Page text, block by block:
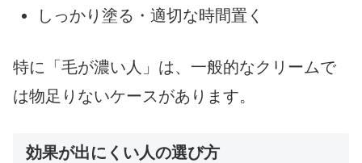
しっかり塗る・適切な時間置く
特に「毛が濃い人」は、一般的なクリームで
は物足りないケースがあります。
効果が出にくい人の選び方